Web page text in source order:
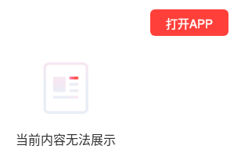
当前内容无法展示
打开APP